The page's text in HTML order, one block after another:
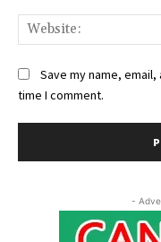
Save my name,
time I comment.
-